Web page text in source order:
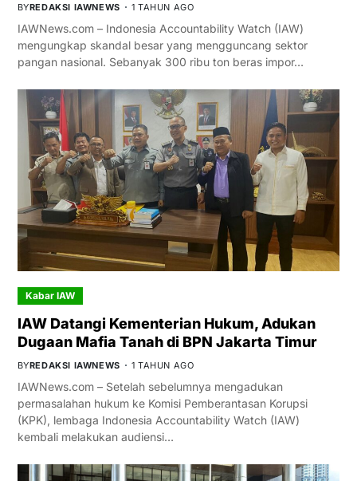
BYREDAKSI IAWNEWS 1 TAHUN AGO
IAWNews.com – Indonesia Accountability Watch (IAW)
mengungkap skandal besar yang mengguncang sektor
pangan nasional. Sebanyak 300 ribu ton beras impor…
Kabar IAW
IAW Datangi Kementerian Hukum, Adukan
Dugaan Mafia Tanah di BPN Jakarta Timur
BYREDAKSI IAWNEWS 1 TAHUN AGO
IAWNews.com – Setelah sebelumnya mengadukan
permasalahan hukum ke Komisi Pemberantasan Korupsi
(KPK), lembaga Indonesia Accountability Watch (IAW)
kembali melakukan audiensi…